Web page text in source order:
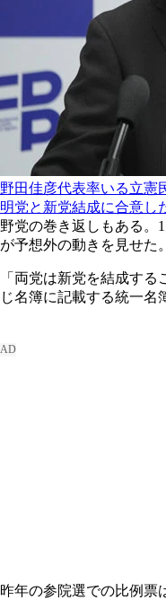
野田佳彦代表率いる立憲
明党と新党結成に合意し
野党の巻き返しもある。
が予想外の動きを見せた。
「両党は新党を結成す
じ名簿に記載する統一名
昨年の参院選での比例票